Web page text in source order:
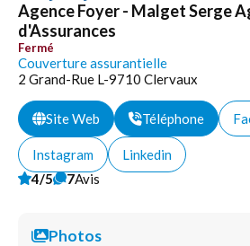
Agence Foyer - Malget Serge
d'Assurances
Fermé
Couverture assurantielle
2 Grand-Rue L-9710 Clervaux
Site Web Téléphone
Instagram
Linkedin
4/5
7Avis
Photos